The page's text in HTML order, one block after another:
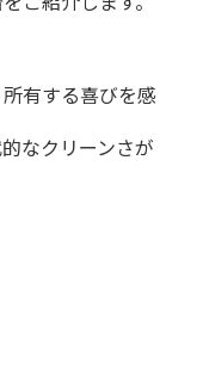
有する喜びを感
なクリーンさが